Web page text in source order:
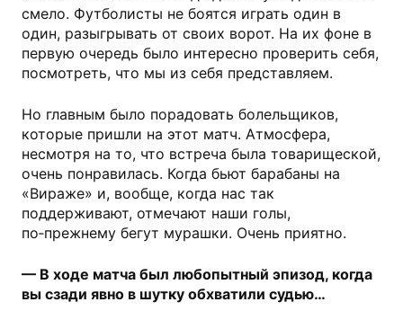
смело. Футболисты не боятся играть один в
один, разыгрывать от своих ворот. На их фоне в
первую очередь было интересно проверить себя,
посмотреть, что мы из себя представляем.
Но главным было порадовать болельщиков,
которые пришли на этот матч. Атмосфера,
несмотря на то, что встреча была товарищеской,
очень понравилась. Когда бьют барабаны на
«Вираже» и, вообще, когда нас так
поддерживают, отмечают наши голы,
по‑прежнему бегут мурашки. Очень приятно.
— В ходе матча был любопытный эпизод, когда
вы сзади явно в шутку обхватили судью…